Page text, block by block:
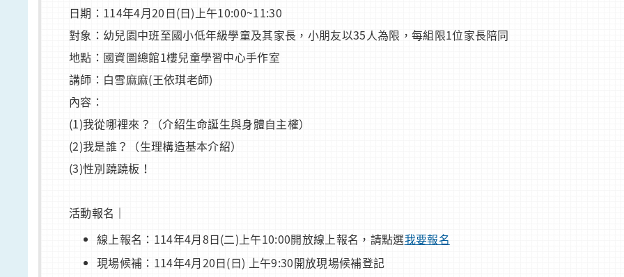
日期：114年4月20日(日)上午10:00~11:30
對象：幼兒園中班至國小低年級學童及其家長，小朋友以35人為限，每組限1位家長陪同
地點：國資圖總館1樓兒童學習中心手作室
講師：白雪麻麻(王依琪老師)
內容：
(1)我從哪裡來？（介紹生命誕生與身體自主權）
(2)我是誰？（生理構造基本介紹）
(3)性別蹺蹺板！
活動報名｜
線上報名：114年4月8日(二)上午10:00開放線上報名，請點選我要報名
現場候補：114年4月20日(日) 上午9:30開放現場候補登記